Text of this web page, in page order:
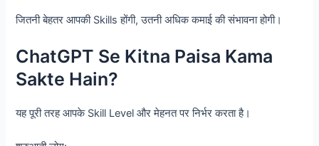
जितनी बेहतर आपकी Skills होंगी, उतनी अधिक कमाई की संभावना होगी।
ChatGPT Se Kitna Paisa Kama
Sakte Hain?
यह पूरी तरह आपके Skill Level और मेहनत पर निर्भर करता है।